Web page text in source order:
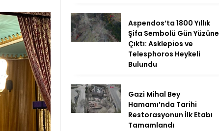
Aspendos’ta 1800 Yıllık
Şifa Sembolü Gün Yüzüne
Çıktı: Asklepios ve
Telesphoros Heykeli
Bulundu
Gazi Mihal Bey
Hamamı’nda Tarihi
Restorasyonun İlk Etabı
Tamamlandı